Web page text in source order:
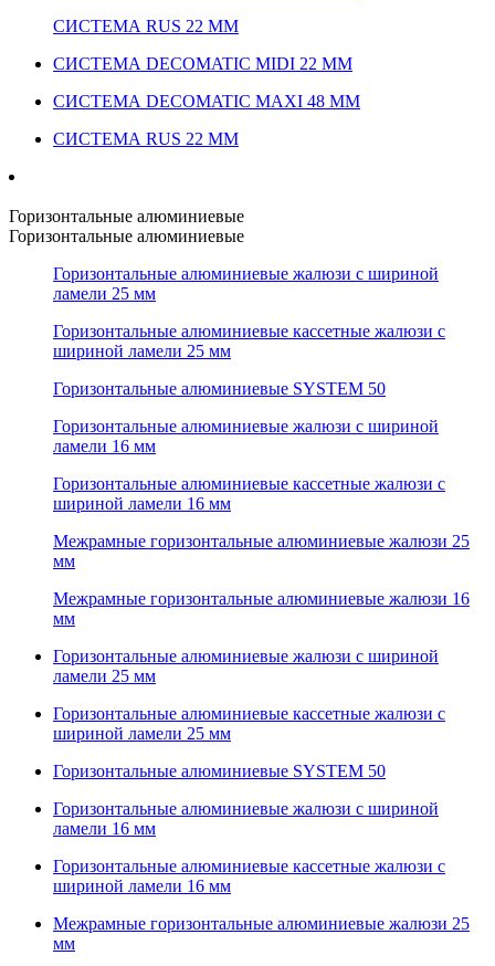
СИСТЕМА RUS 22 ММ
СИСТЕМА DECOMATIC MIDI 22 ММ
СИСТЕМА DECOMATIC MAXI 48 ММ
СИСТЕМА RUS 22 ММ
Горизонтальные алюминиевые
Горизонтальные алюминиевые
Горизонтальные алюминиевые жалюзи с шириной
ламели 25 мм
Горизонтальные алюминиевые кассетные жалюзи с
шириной ламели 25 мм
Горизонтальные алюминиевые SYSTEM 50
Горизонтальные алюминиевые жалюзи с шириной
ламели 16 мм
Горизонтальные алюминиевые кассетные жалюзи с
шириной ламели 16 мм
Межрамные горизонтальные алюминиевые жалюзи 25
мм
Межрамные горизонтальные алюминиевые жалюзи 16
мм
Горизонтальные алюминиевые жалюзи с шириной
ламели 25 мм
Горизонтальные алюминиевые кассетные жалюзи с
шириной ламели 25 мм
Горизонтальные алюминиевые SYSTEM 50
Горизонтальные алюминиевые жалюзи с шириной
ламели 16 мм
Горизонтальные алюминиевые кассетные жалюзи с
шириной ламели 16 мм
Межрамные горизонтальные алюминиевые жалюзи 25
мм